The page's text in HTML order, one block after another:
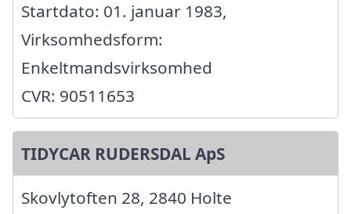
Startdato: 01. januar 1983,
Virksomhedsform:
Enkeltmandsvirksomhed
CVR: 90511653
TIDYCAR RUDERSDAL ApS
Skovlytoften 28, 2840 Holte